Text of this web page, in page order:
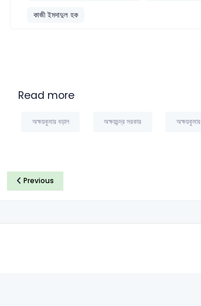
কাজী ইমদাদুল হক
Read more
অক্ষয়কুমার বড়াল অক্ষয়চন্দ্র সরকার
Previous